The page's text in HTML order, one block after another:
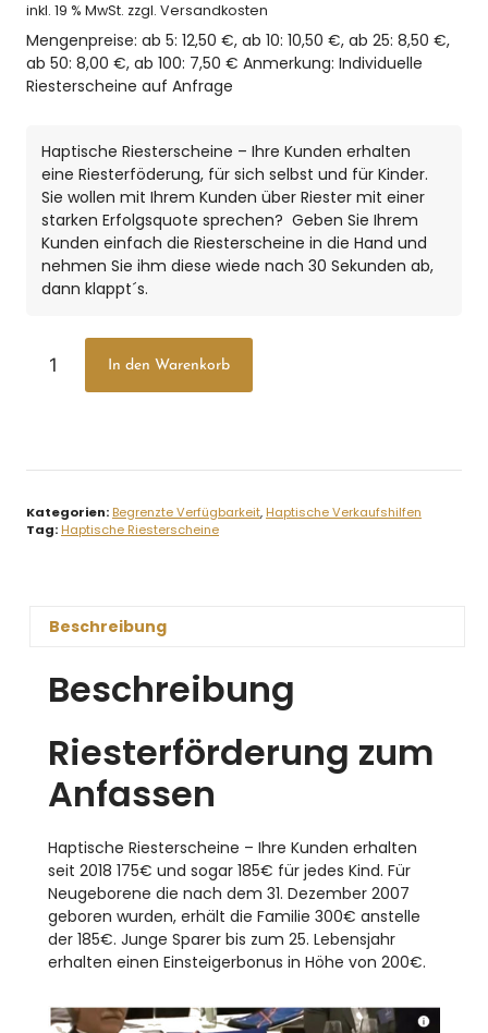
inkl. 19 % MwSt. zzgl. Versandkosten
Mengenpreise: ab 5: 12,50 €, ab 10: 10,50 €, ab 25: 8,50 €,
ab 50: 8,00 €, ab 100: 7,50 € Anmerkung: Individuelle
Riesterscheine auf Anfrage
Haptische Riesterscheine – Ihre Kunden erhalten
eine Riesterföderung, für sich selbst und für Kinder.
Sie wollen mit Ihrem Kunden über Riester mit einer
starken Erfolgsquote sprechen? Geben Sie Ihrem
Kunden einfach die Riesterscheine in die Hand und
nehmen Sie ihm diese wiede nach 30 Sekunden ab,
dann klappt´s.
In den Warenkorb
Kategorien: Begrenzte Verfügbarkeit, Haptische Verkaufshilfen
Tag: Haptische Riesterscheine
Beschreibung
Beschreibung
Riesterförderung zum
Anfassen
Haptische Riesterscheine – Ihre Kunden erhalten
seit 2018 175€ und sogar 185€ für jedes Kind. Für
Neugeborene die nach dem 31. Dezember 2007
geboren wurden, erhält die Familie 300€ anstelle
der 185€. Junge Sparer bis zum 25. Lebensjahr
erhalten einen Einsteigerbonus in Höhe von 200€.